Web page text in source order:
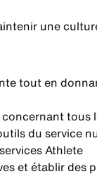
une
tout en
tous
du service
Athlete
et établir des